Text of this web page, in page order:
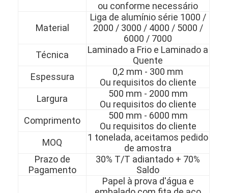
ou conforme necessário
Material
Liga de alumínio série 1000 /
2000 / 3000 / 4000 / 5000 /
6000 / 7000
Técnica
Laminado a Frio e Laminado a
Quente
Espessura
0,2 mm - 300 mm
Ou requisitos do cliente
Largura
500 mm - 2000 mm
Ou requisitos do cliente
Comprimento
500 mm - 6000 mm
Ou requisitos do cliente
MOQ
1 tonelada, aceitamos pedido
de amostra
Prazo de
Pagamento
30% T/T adiantado + 70%
Saldo
Papel à prova d'água e